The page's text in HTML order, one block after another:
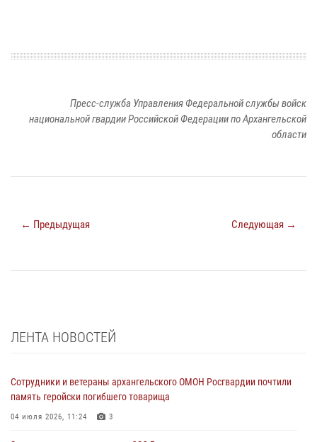
Пресс-служба Управления Федеральной службы войск
национальной гвардии Российской Федерации по Архангельской
области
← Предыдущая Следующая →
ЛЕНТА НОВОСТЕЙ
Сотрудники и ветераны архангельского ОМОН Росгвардии почтили
память геройски погибшего товарища
04 июля 2026, 11:24 3